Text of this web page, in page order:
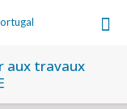
aux travaux